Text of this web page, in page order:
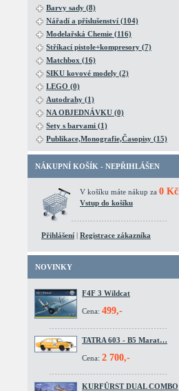
Barvy sady (8)
Nářadí a příslušenství (104)
Modelařská Chemie (116)
Stříkací pistole+kompresory (7)
Matchbox (16)
SIKU kovové modely (2)
LEGO (0)
Autodrahy (1)
NA OBJEDNÁVKU (0)
Sety s barvami (1)
Publikace,Monografie,Časopisy (15)
NÁKUPNÍ KOŠÍK - NEPŘIHLÁŠEN
V košíku máte nákup za 0 Kč
Vstup do košíku
Přihlášení | Registrace zákazníka
NOVINKY
F4F 3 Wildcat
Cena: 499,-
TATRA 603 - B5 Marat…
Cena: 2 700,-
KURFÜRST DUAL COMBO